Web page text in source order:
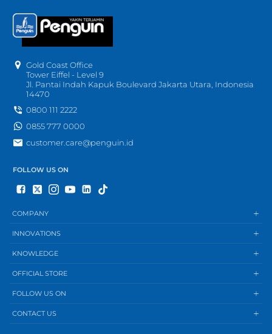
Gold Coast Office
Tower Eiffel - Level 9
Jl. Pantai Indah Kapuk Boulevard Jakarta Utara, Indonesia
14470
0800 111 2222
0855 777 0000
customer.care@penguin.id
FOLLOW US ON
COMPANY
INNOVATIONS
KNOWLEDGE
OFFICIAL STORE
FOLLOW US ON
CONTACT US